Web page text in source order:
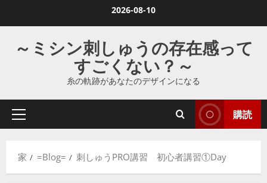
ン
ス
2026-08-10
～ミシン刺しゅうの存在感って
すごくない？～
糸の軌跡があなたのデザインになる
プ
イ
マ
購読
家 =Blog= 刺しゅうPRO講習 初心者講習①Day